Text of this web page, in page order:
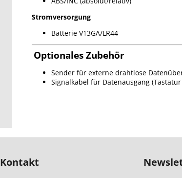
Stromversorgung
Batterie V13GA/LR44
Optionales Zubehör
Sender für externe drahtlose
Signalkabel für Datenausgang (Tastatur
Kontakt